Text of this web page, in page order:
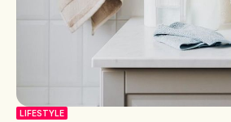
LIFESTYLE